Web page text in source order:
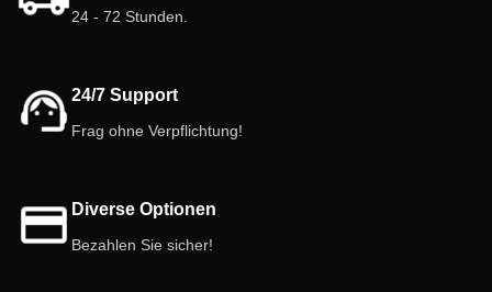
bezaubernden Vogelspinne zu
24 - 72 Stunden.
24/7 Support
Frag ohne Verpflichtung!
Diverse Optionen
Bezahlen Sie sicher!